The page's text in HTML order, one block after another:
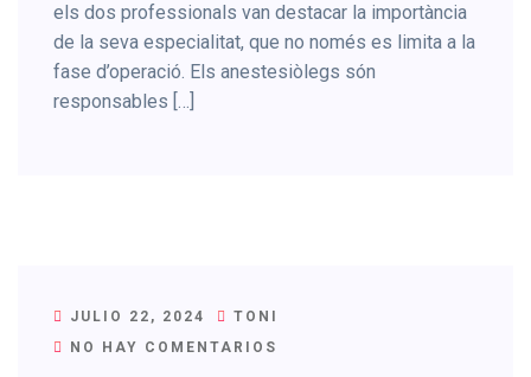
els dos professionals van destacar la importància
de la seva especialitat, que no només es limita a la
fase d’operació. Els anestesiòlegs són
responsables […]
JULIO 22, 2024
TONI
NO HAY COMENTARIOS